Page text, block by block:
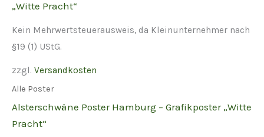
Kein Mehrwertsteuerausweis, da Kleinunternehmer nach
§19 (1) UStG.
zzgl. Versandkosten
Alle Poster
Alsterschwäne Poster Hamburg – Grafikposter „Witte
Pracht“